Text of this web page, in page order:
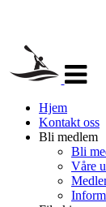
Hjem
Kontakt oss
Bli medlem
Bli
Våre